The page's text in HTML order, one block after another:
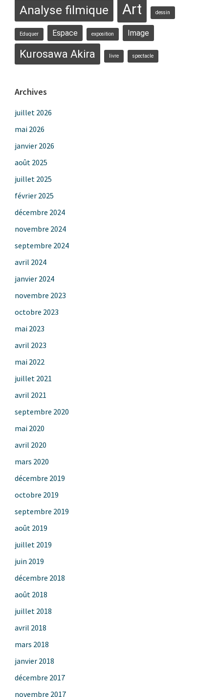
Analyse filmique Art dessin
Eduquer Espace exposition Image
Kurosawa Akira livre spectacle
Archives
juillet 2026
mai 2026
janvier 2026
août 2025
juillet 2025
février 2025
décembre 2024
novembre 2024
septembre 2024
avril 2024
janvier 2024
novembre 2023
octobre 2023
mai 2023
avril 2023
mai 2022
juillet 2021
avril 2021
septembre 2020
mai 2020
avril 2020
mars 2020
décembre 2019
octobre 2019
septembre 2019
août 2019
juillet 2019
juin 2019
décembre 2018
août 2018
juillet 2018
avril 2018
mars 2018
janvier 2018
décembre 2017
novembre 2017